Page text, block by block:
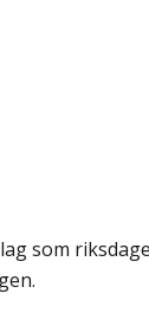
som